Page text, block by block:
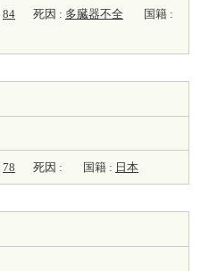
84 死因 : 多臓器不全
国籍 :
78 死因 : 国籍 : 日本